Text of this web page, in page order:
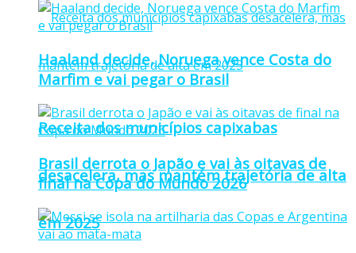
Receita dos municípios capixabas
desacelera, mas mantém trajetória de alta
em 2025
Haaland decide, Noruega vence Costa do
Marfim e vai pegar o Brasil
Brasil derrota o Japão e vai às oitavas de
final na Copa do Mundo 2026